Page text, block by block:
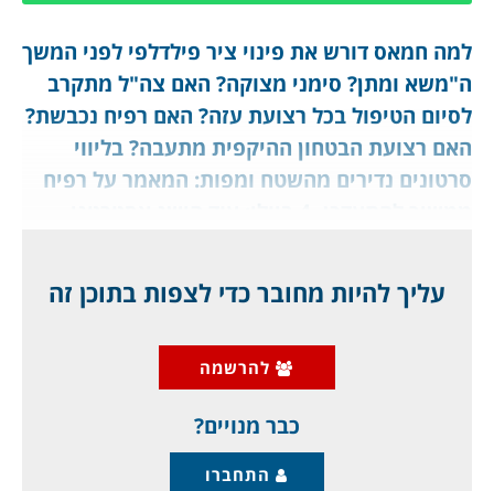
למה חמאס דורש את פינוי ציר פילדלפי לפני המשך
ה"משא ומתן? סימני מצוקה? האם צה"ל מתקרב
לסיום הטיפול בכל רצועת עזה? האם רפיח נכבשת?
האם רצועת הבטחון ההיקפית מתעבה? בליווי
סרטונים נדירים מהשטח ומפות: המאמר על רפיח
הסרטונים מהשטח, ומעל למיליון מפונים, ב"נכבה"
עצמית, שאף פעם לא נגמרת. מאמר מתעדכן,
לחברי מועדון ג'יפלאנט, ומחיר המינוי הופחת, בשל
עליך להיות מחובר כדי לצפות בתוכן זה
להרשמה
כבר מנויים?
התחברו